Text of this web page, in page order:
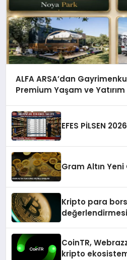
ALFA ARSA’dan
Premium Yaşam ve
EFES PİLSEN
Gram Altın Yeni
Kripto para
değerlendirmesi
CoinTR,
kripto